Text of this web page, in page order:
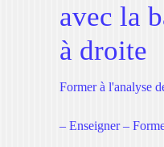
avec la
à droite
Former à l'analyse
– Enseigner –